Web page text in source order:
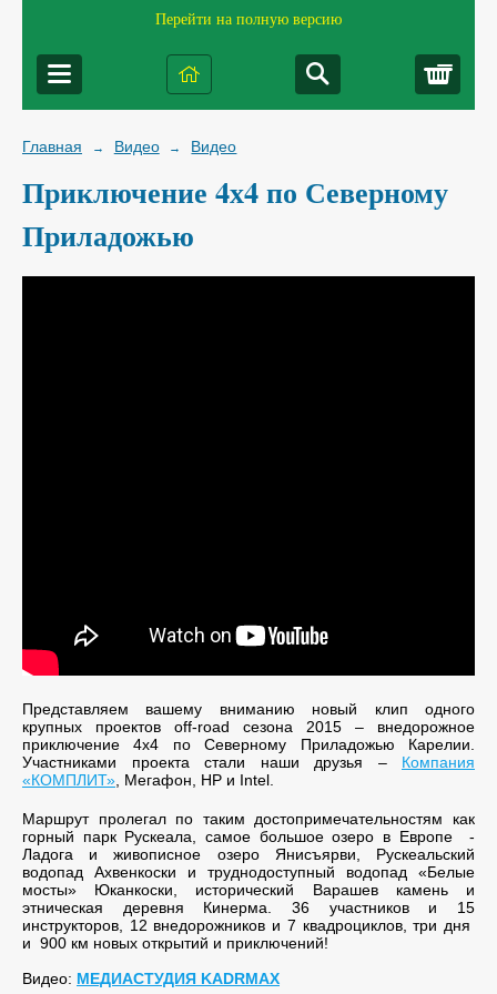
Перейти на полную версию
Главная → Видео → Видео
Приключение 4х4 по Северному
Приладожью
Представляем вашему вниманию новый клип одного
крупных проектов off-road сезона 2015 – внедорожное
приключение 4х4 по Северному Приладожью Карелии.
Участниками проекта стали наши друзья – Компания
«КОМПЛИТ» , Мегафон, HP и Intel.
Маршрут пролегал по таким достопримечательностям как
горный парк Рускеала, самое большое озеро в Европе -
Ладога и живописное озеро Янисъярви, Рускеальский
водопад Ахвенкоски и труднодоступный водопад «Белые
мосты» Юканкоски, исторический Варашев камень и
этническая деревня Кинерма. 36 участников и 15
инструкторов, 12 внедорожников и 7 квадроциклов, три дня
и 900 км новых открытий и приключений!
Видео: МЕДИАСТУДИЯ KADRMAX